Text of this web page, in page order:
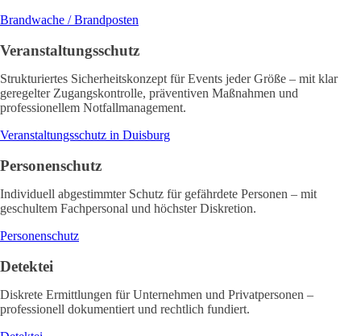
Brandwache / Brandposten
Veranstaltungsschutz
Strukturiertes Sicherheitskonzept für Events jeder Größe – mit klar
geregelter Zugangskontrolle, präventiven Maßnahmen und
professionellem Notfallmanagement.
Veranstaltungsschutz in Duisburg
Personenschutz
Individuell abgestimmter Schutz für gefährdete Personen – mit
geschultem Fachpersonal und höchster Diskretion.
Personenschutz
Detektei
Diskrete Ermittlungen für Unternehmen und Privatpersonen –
professionell dokumentiert und rechtlich fundiert.